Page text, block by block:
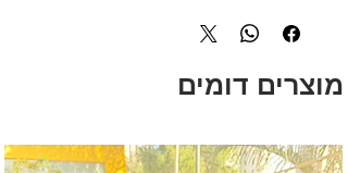
מוצרים דומים